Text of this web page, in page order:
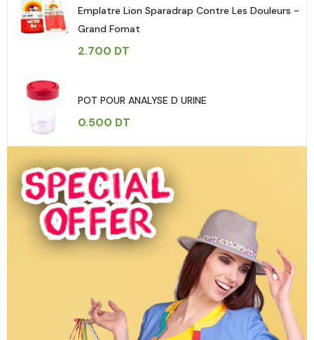
Emplatre Lion Sparadrap Contre Les Douleurs -
Grand Fomat
2.700 DT
POT POUR ANALYSE D URINE
0.500 DT